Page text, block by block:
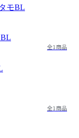
モBL
全1商品
全1商品